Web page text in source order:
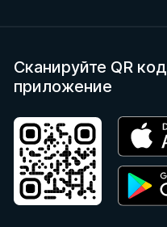
Сканируйте QR код
приложение